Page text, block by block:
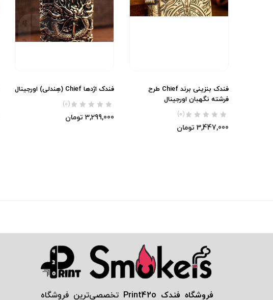
فندک بنزینی برند Chief طرح
فرشته نگهبان اورجینال
(0)
3,447,000 تومان
فندک اژدها Chief (هِندلی) اورجینال
(0)
3,299,000 تومان
فروشگاه فندک Print42o تخصصی‌ترين فروشگاه